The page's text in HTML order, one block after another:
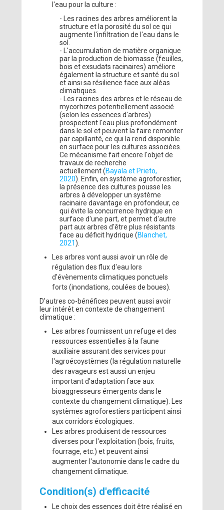
l'eau pour la culture :
- Les racines des arbres améliorent la
structure et la porosité du sol ce qui
augmente l'infiltration de l'eau dans le
sol.
- L'accumulation de matière organique
par la production de biomasse (feuilles,
bois et exsudats racinaires) améliore
également la structure et santé du sol
et ainsi sa résilience face aux aléas
climatiques.
- Les racines des arbres et le réseau de
mycorhizes potentiellement associé
(selon les essences d'arbres)
prospectent l'eau plus profondément
dans le sol et peuvent la faire remonter
par capillarité, ce qui la rend disponible
en surface pour les cultures associées.
Ce mécanisme fait encore l'objet de
travaux de recherche
actuellement (Bayala et Prieto,
2020). Enfin, en système agroforestier,
la présence des cultures pousse les
arbres à développer un système
racinaire davantage en profondeur, ce
qui évite la concurrence hydrique en
surface d'une part, et permet d'autre
part aux arbres d'être plus résistants
face au déficit hydrique (Blanchet,
2021).
Les arbres vont aussi avoir un rôle de
régulation des flux d'eau lors
d'évènements climatiques ponctuels
forts (inondations, coulées de boues).
D'autres co-bénéfices peuvent aussi avoir
leur intérêt en contexte de changement
climatique :
Les arbres fournissent un refuge et des
ressources essentielles à la faune
auxiliaire assurant des services pour
l'agroécoystèmes (la régulation naturelle
des ravageurs est aussi un enjeu
important d'adaptation face aux
bioaggresseurs émergents dans le
contexte du changement climatique). Les
systèmes agroforestiers participent ainsi
aux corridors écologiques.
Les arbres produisent de ressources
diverses pour l'exploitation (bois, fruits,
fourrage, etc.) et peuvent ainsi
augmenter l'autonomie dans le cadre du
changement climatique.
Condition(s) d'efficacité
Le choix des essences doit être réalisé en